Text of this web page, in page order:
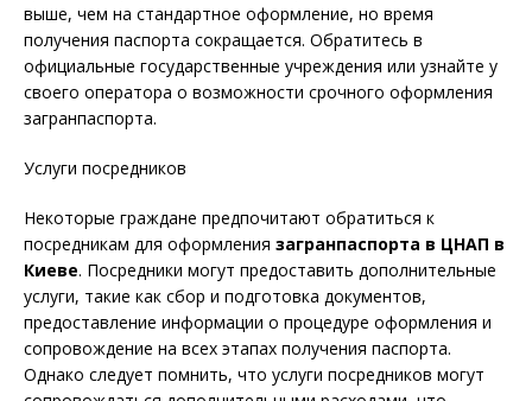
выше, чем на стандартное оформление, но время
получения паспорта сокращается. Обратитесь в
официальные государственные учреждения или узнайте у
своего оператора о возможности срочного оформления
загранпаспорта.
Услуги посредников
Некоторые граждане предпочитают обратиться к
посредникам для оформления загранпаспорта в ЦНАП в
Киеве. Посредники могут предоставить дополнительные
услуги, такие как сбор и подготовка документов,
предоставление информации о процедуре оформления и
сопровождение на всех этапах получения паспорта.
Однако следует помнить, что услуги посредников могут